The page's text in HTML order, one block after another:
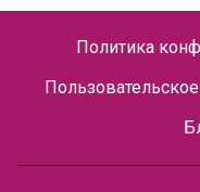
Политика